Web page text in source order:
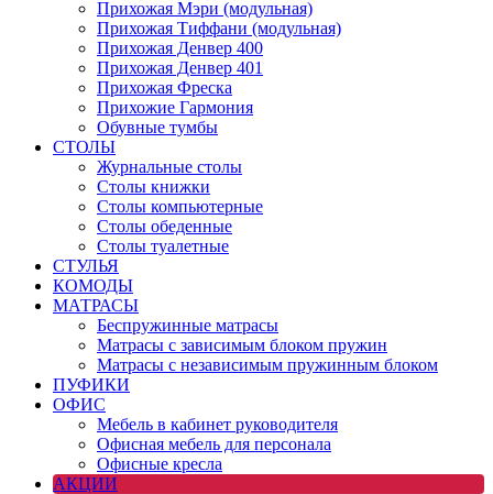
Прихожая Мэри (модульная)
Прихожая Тиффани (модульная)
Прихожая Денвер 400
Прихожая Денвер 401
Прихожая Фреска
Прихожие Гармония
Обувные тумбы
СТОЛЫ
Журнальные столы
Столы книжки
Столы компьютерные
Столы обеденные
Столы туалетные
СТУЛЬЯ
КОМОДЫ
МАТРАСЫ
Беспружинные матрасы
Матрасы с зависимым блоком пружин
Матрасы с независимым пружинным блоком
ПУФИКИ
ОФИС
Мебель в кабинет руководителя
Офисная мебель для персонала
Офисные кресла
АКЦИИ